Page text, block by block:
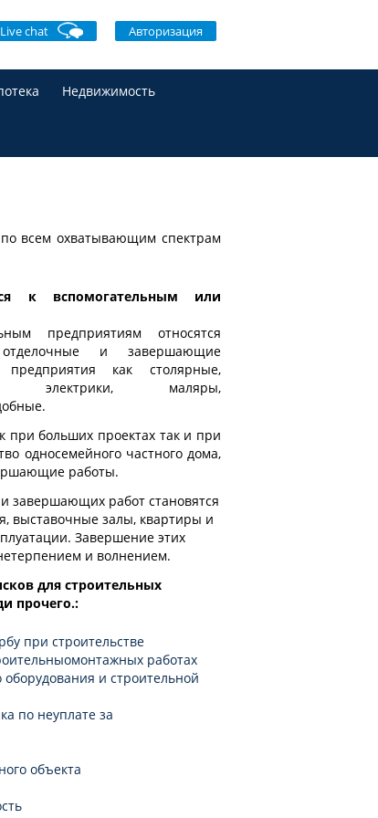
Авторизация
Live chat
Недвижимость
всем охватывающим спектрам
к вспомогательным или
предприятиям относятся
и завершающие
как столярные,
электрики, маляры,
при больших проектах так и при
односемейного частного дома,
работы.
завершающих работ становятся
выставочные залы, квартиры и
Завершение этих
и волнением.
для строительных
прочего.:
при строительстве
работах
и строительной
по неуплате за
объекта